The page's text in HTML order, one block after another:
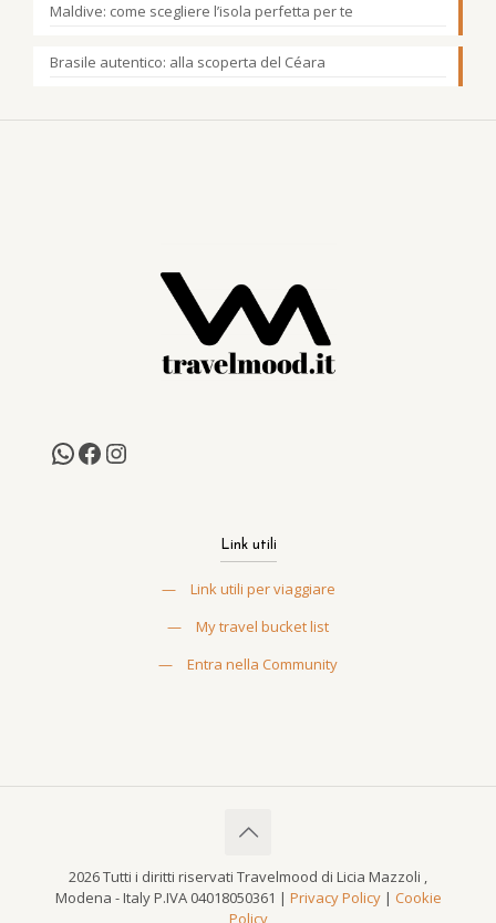
Maldive: come scegliere l’isola perfetta per te
Brasile autentico: alla scoperta del Céara
Link utili
—
Link utili per viaggiare
—
My travel bucket list
—
Entra nella Community
2026 Tutti i diritti riservati Travelmood di Licia Mazzoli ,
Modena - Italy P.IVA 04018050361 | Privacy Policy| Cookie
Policy